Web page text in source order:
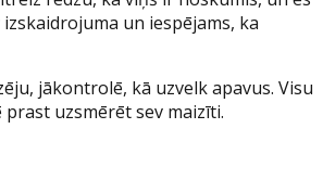
un iespējams, ka
jākontrolē, kā uzvelk apavus. Visu
uzsmērēt sev maizīti.